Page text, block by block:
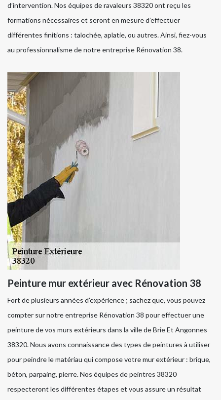
d’intervention. Nos équipes de ravaleurs 38320 ont reçu les
formations nécessaires et seront en mesure d’effectuer
différentes finitions : talochée, aplatie, ou autres. Ainsi, fiez-vous
au professionnalisme de notre entreprise Rénovation 38.
Peinture mur extérieur avec Rénovation 38
Fort de plusieurs années d’expérience ; sachez que, vous pouvez
compter sur notre entreprise Rénovation 38 pour effectuer une
peinture de vos murs extérieurs dans la ville de Brie Et Angonnes
38320. Nous avons connaissance des types de peintures à utiliser
pour peindre le matériau qui compose votre mur extérieur : brique,
béton, parpaing, pierre. Nos équipes de peintres 38320
respecteront les différentes étapes et vous assure un résultat